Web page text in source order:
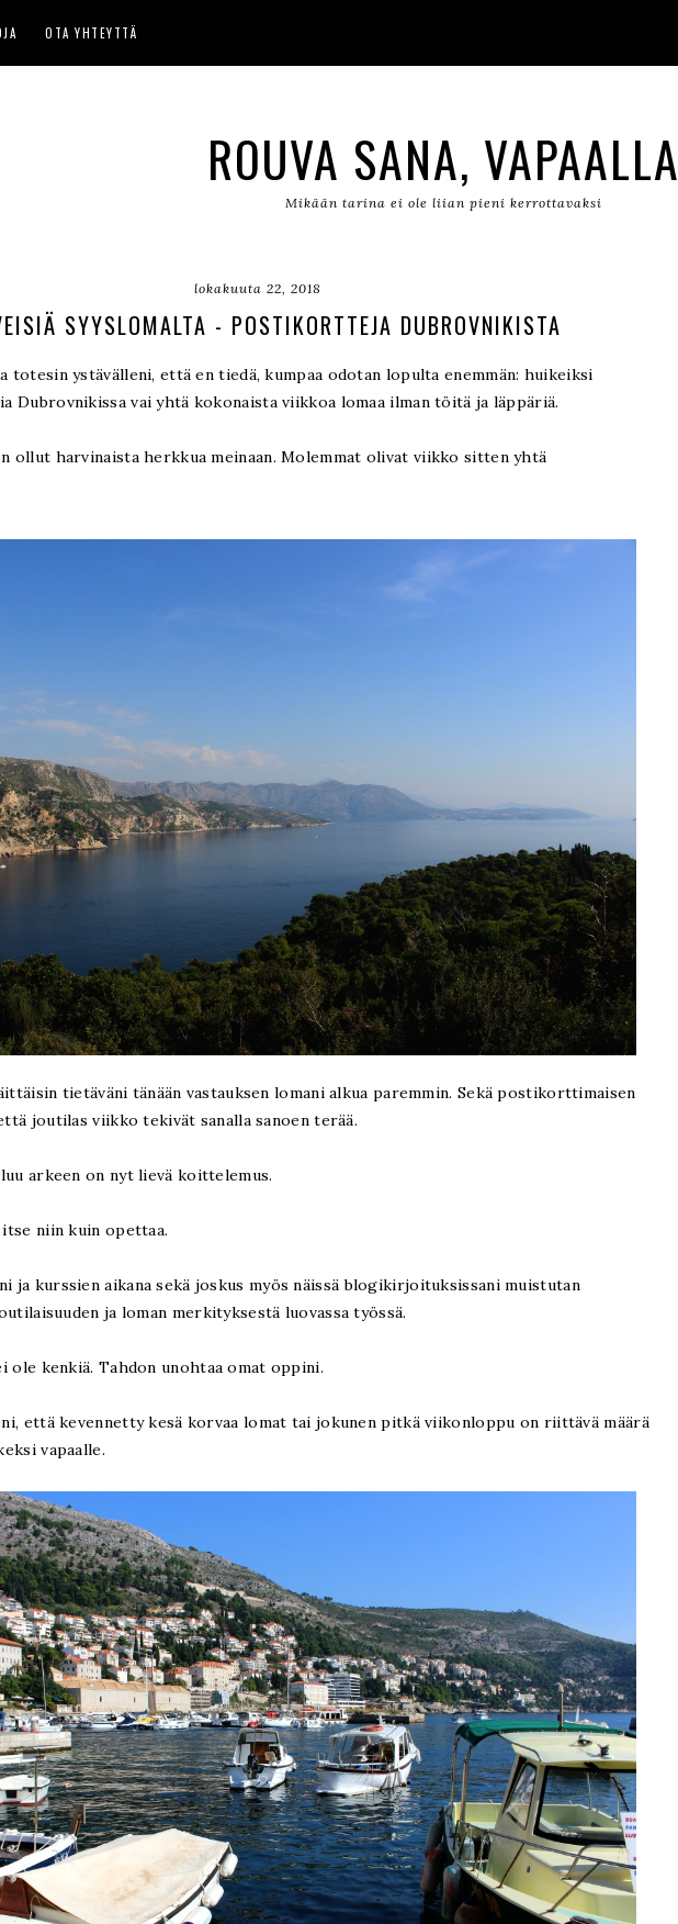
OTA YHTEYTTÄ
ROUVA SANA, VAPAALLA
Mikään tarina ei ole liian pieni kerrottavaksi
lokakuuta 22, 2018
SYYSLOMALTA - POSTIKORTTEJA DUBROVNIKISTA
totesin ystävälleni, että en tiedä, kumpaa odotan lopulta enemmän: huikeiksi
Dubrovnikissa vai yhtä kokonaista viikkoa lomaa ilman töitä ja läppäriä.
ollut harvinaista herkkua meinaan. Molemmat olivat viikko sitten yhtä
tietäväni tänään vastauksen lomani alkua paremmin. Sekä postikorttimaisen
joutilas viikko tekivät sanalla sanoen terää.
arkeen on nyt lievä koittelemus.
niin kuin opettaa.
ja kurssien aikana sekä joskus myös näissä blogikirjoituksissani muistutan
ja loman merkityksestä luovassa työssä.
ole kenkiä. Tahdon unohtaa omat oppini.
että kevennetty kesä korvaa lomat tai jokunen pitkä viikonloppu on riittävä määrä
vapaalle.